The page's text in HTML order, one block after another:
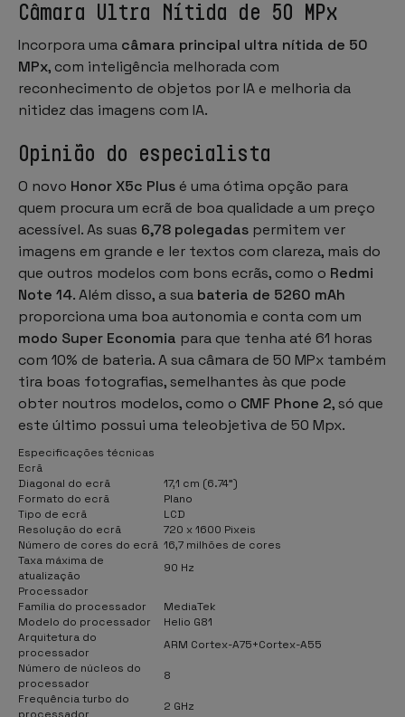
Câmara Ultra Nítida de 50 MPx
Incorpora uma câmara principal ultra nítida de 50
MPx, com inteligência melhorada com
reconhecimento de objetos por IA e melhoria da
nitidez das imagens com IA.
Opinião do especialista
O novo Honor X5c Plus é uma ótima opção para
quem procura um ecrã de boa qualidade a um preço
acessível. As suas 6,78 polegadas permitem ver
imagens em grande e ler textos com clareza, mais do
que outros modelos com bons ecrãs, como o Redmi
Note 14. Além disso, a sua bateria de 5260 mAh
proporciona uma boa autonomia e conta com um
modo Super Economia para que tenha até 61 horas
com 10% de bateria. A sua câmara de 50 MPx também
tira boas fotografias, semelhantes às que pode
obter noutros modelos, como o CMF Phone 2, só que
este último possui uma teleobjetiva de 50 Mpx.
Especificações técnicas
Ecrã
Diagonal do ecrã
17,1 cm (6.74")
Formato do ecrã
Plano
Tipo de ecrã
LCD
Resolução do ecrã
720 x 1600 Pixeis
Número de cores do ecrã 16,7 milhões de cores
Taxa máxima de
atualização
90 Hz
Processador
Família do processador
MediaTek
Modelo do processador
Helio G81
Arquitetura do
processador
ARM Cortex-A75+Cortex-A55
Número de núcleos do
processador
8
Frequência turbo do
processador
2 GHz